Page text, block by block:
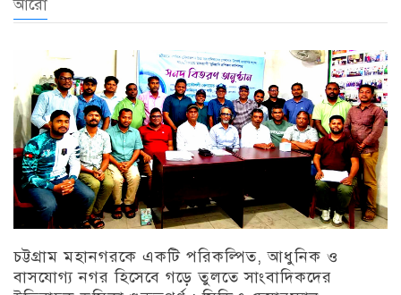
আরো
চট্টগ্রাম মহানগরকে একটি পরিকল্পিত, আধুনিক ও
বাসযোগ্য নগর হিসেবে গড়ে তুলতে সাংবাদিকদের